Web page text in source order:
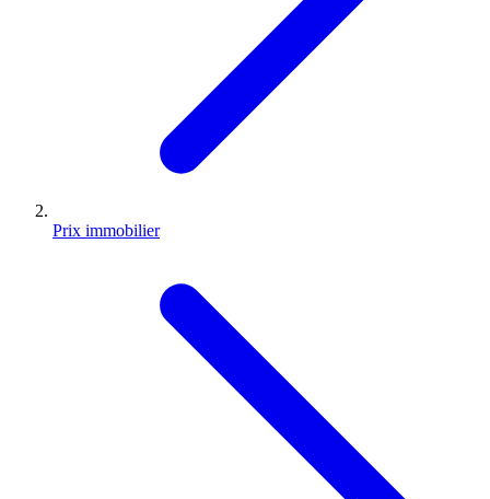
Prix immobilier